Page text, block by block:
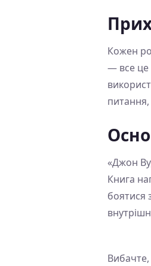
Кожен
— все це
«Джон
Книга
боятися